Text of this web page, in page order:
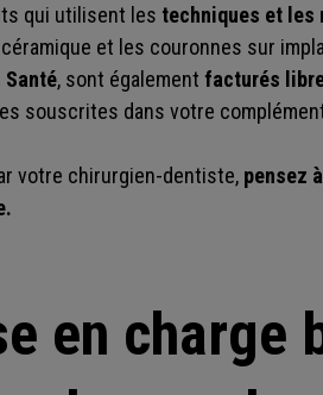
qui utilisent les techniques et les
et les couronnes sur
Santé, sont également facturés
souscrites dans votre
votre chirurgien-dentiste, pensez
en charge